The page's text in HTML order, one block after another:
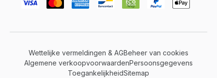
Wettelijke vermeldingen & AGBeheer van cookies
Algemene verkoopvoorwaardenPersoonsgegevens
ToegankelijkheidSitemap